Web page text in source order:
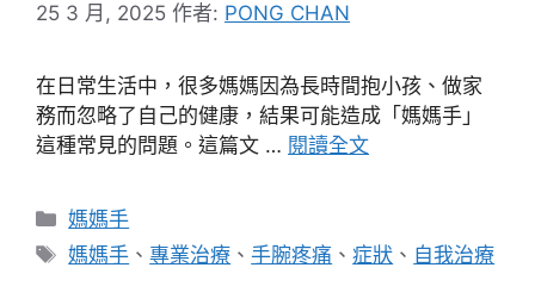
25 3 月, 2025 作者: PONG CHAN
在日常生活中，很多媽媽因為長時間抱小孩、做家
務而忽略了自己的健康，結果可能造成「媽媽手」
這種常見的問題。這篇文 … 閱讀全文
分
類
媽媽手
標
媽媽手 、專業治療 、手腕疼痛 、症狀 、 自我治療